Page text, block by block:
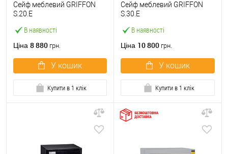
В наявності
Сейф меблевий GRIFFON
S.20.E
Ціна 8 880 грн.
У кошик
Купити в 1 клік
В наявності
Сейф меблевий GRIFFON
S.30.E
Ціна 10 800 грн.
У кошик
Купити в 1 клік